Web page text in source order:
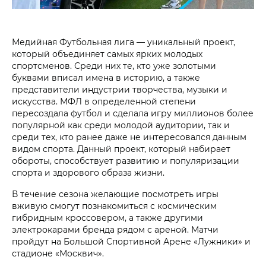
Медийная Футбольная лига — уникальный проект,
который объединяет самых ярких молодых
спортсменов. Среди них те, кто уже золотыми
буквами вписал имена в историю, а также
представители индустрии творчества, музыки и
искусства. МФЛ в определенной степени
пересоздала футбол и сделала игру миллионов более
популярной как среди молодой аудитории, так и
среди тех, кто ранее даже не интересовался данным
видом спорта. Данный проект, который набирает
обороты, способствует развитию и популяризации
спорта и здорового образа жизни.
В течение сезона желающие посмотреть игры
вживую смогут познакомиться с космическим
гибридным кроссовером, а также другими
электрокарами бренда рядом с ареной. Матчи
пройдут на Большой Спортивной Арене «Лужники» и
стадионе «Москвич».